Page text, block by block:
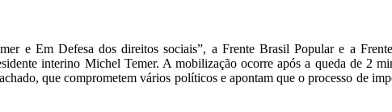
e Em Defesa dos direitos sociais”, a Frente Brasil Popular e a
interino Michel Temer. A mobilização ocorre após a queda de 2
que comprometem vários políticos e apontam que o processo de